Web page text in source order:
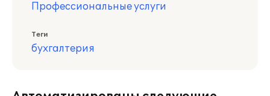
Профессиональные услуги
Теги
бухгалтерия